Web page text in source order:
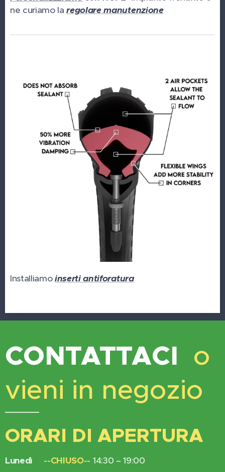
ne curiamo laregolare manutenzione
Installiamoinserti antiforatura
CONTATTACI o
vieni in negozio
ORARI DI APERTURA
Lunedì --CHIUSO-- 14:30 – 19:00